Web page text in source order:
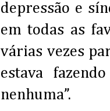
depressão e
em todas as
várias vezes
estava
nenhuma”.